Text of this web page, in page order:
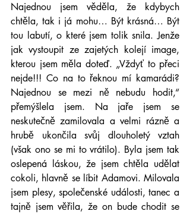
Najednou jsem věděla, že kdybych
chtěla, tak i já mohu… Být krásná… Být
tou labutí, o které jsem tolik snila. Jenže
jak vystoupit ze zajetých kolejí image,
kterou jsem měla doteď. „Vždyť to přeci
nejde!!! Co na to řeknou mí kamarádi?
Najednou se mezi ně nebudu hodit,“
přemýšlela jsem. Na jaře jsem se
neskutečně zamilovala a velmi rázně a
hrubě ukončila svůj dlouholetý vztah
(však ono se mi to vrátilo). Byla jsem tak
oslepená láskou, že jsem chtěla udělat
cokoli, hlavně se líbit Adamovi. Milovala
jsem plesy, společenské události, tanec a
tajně jsem věřila, že on bude chodit se